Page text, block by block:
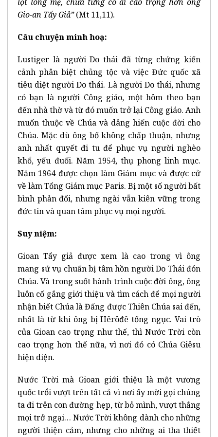
Gio-an Tẩy Giả”(Mt 11,11).
Câu chuyện minh hoạ:
Lustiger là người Do thái đã từng chứng kiến
cảnh phân biệt chủng tộc và việc Đức quốc xã
tiêu diệt người Do thái. Là người Do thái, nhưng
có bạn là người Công giáo, một hôm theo bạn
đến nhà thờ và từ đó muốn trở lại Công giáo. Anh
muốn thuộc về Chúa và dâng hiến cuộc đời cho
Chúa. Mặc dù ông bố không chấp thuận, nhưng
anh nhất quyết đi tu để phục vụ người nghèo
khổ, yếu đuối. Năm 1954, thụ phong linh mục.
Năm 1964 được chọn làm Giám mục và được cử
về làm Tổng Giám mục Paris. Bị một số người bất
bình phản đối, nhưng ngài vẫn kiên vững trong
đức tin và quan tâm phục vụ mọi người.
Suy niệm:
Gioan Tẩy giả được xem là cao trong vì ông
mang sứ vụ chuẩn bị tâm hồn người Do Thái đón
Chúa. Và trong suốt hành trình cuộc đời ông, ông
luôn cố gắng giới thiệu và tìm cách để mọi người
nhận biết Chúa là Đấng được Thiên Chúa sai đến,
nhất là từ khi ông bị Hêrôđê tống ngục. Vai trò
của Gioan cao trọng như thế, thì Nước Trời còn
cao trọng hơn thế nữa, vì nơi đó có Chúa Giêsu
hiện diện.
Nước Trời mà Gioan giới thiệu là một vương
quốc trổi vượt trên tất cả vì nơi ấy mời gọi chúng
ta đi trên con đường hẹp, từ bỏ mình, vượt thắng
mọi trở ngại… Nước Trời không dành cho những
người thiện cảm, nhưng cho những ai tha thiết